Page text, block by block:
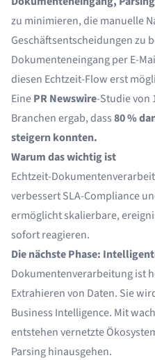
zu minimieren, die manuelle
Geschäftsentscheidungen zu
Dokumenteneingangper E-
diesen Echtzeit-Flow erst
EinePR Newswire-Studie von
Branchen ergab, dass80 %
steigern konnten.
Warum das wichtig ist
Echtzeit-
verbessert SLA-Compliance
ermöglicht skalierbare,
sofort reagieren.
Die nächste Phase:
Dokumentenverarbeitung ist
Extrahieren von Daten. Sie
Business Intelligence. Mit
entstehen vernetzte
Parsing hinausgehen.